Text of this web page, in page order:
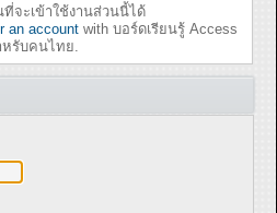
จะเข้าใช้งานส่วนนี้ได้
an account with บอร์ดเรียนรู้ Access
หรับคนไทย.